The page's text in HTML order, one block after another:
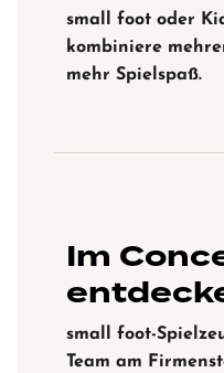
small foot oder
kombiniere
mehr Spielspaß.
Im
small foot-
Team am